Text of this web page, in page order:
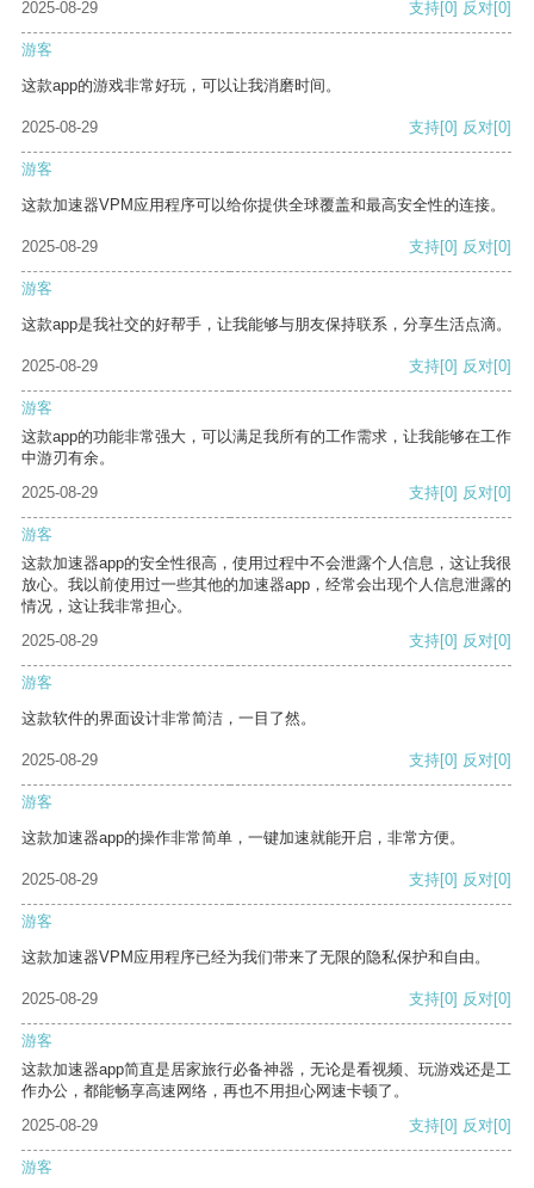
2025-08-29 支持[0] 反对[0]
游客
这款app的游戏非常好玩，可以让我消磨时间。
2025-08-29 支持[0] 反对[0]
游客
这款加速器VPM应用程序可以给你提供全球覆盖和最高安全性的连接。
2025-08-29 支持[0] 反对[0]
游客
这款app是我社交的好帮手，让我能够与朋友保持联系，分享生活点滴。
2025-08-29 支持[0] 反对[0]
游客
这款app的功能非常强大，可以满足我所有的工作需求，让我能够在工作
中游刃有余。
2025-08-29
支持[0] 反对[0]
游客
这款加速器app的安全性很高，使用过程中不会泄露个人信息，这让我很
放心。我以前使用过一些其他的加速器app，经常会出现个人信息泄露的
情况，这让我非常担心。
2025-08-29
支持[0] 反对[0]
游客
这款软件的界面设计非常简洁，一目了然。
2025-08-29 支持[0] 反对[0]
游客
这款加速器app的操作非常简单，一键加速就能开启，非常方便。
2025-08-29 支持[0] 反对[0]
游客
这款加速器VPM应用程序已经为我们带来了无限的隐私保护和自由。
2025-08-29 支持[0] 反对[0]
游客
这款加速器app简直是居家旅行必备神器，无论是看视频、玩游戏还是工
作办公，都能畅享高速网络，再也不用担心网速卡顿了。
2025-08-29
支持[0] 反对[0]
游客